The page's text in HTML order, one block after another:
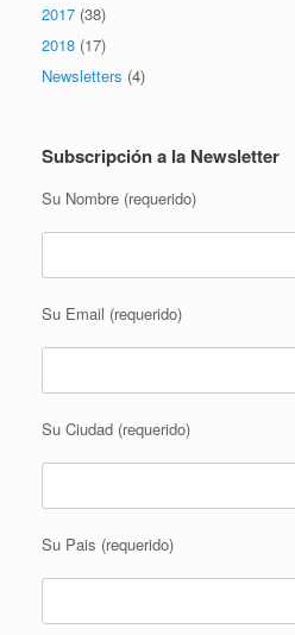
2017 (38)
2018 (17)
Newsletters (4)
Subscripción a la Newsletter
Su Nombre (requerido)
Su Email (requerido)
Su Ciudad (requerido)
Su Pais (requerido)